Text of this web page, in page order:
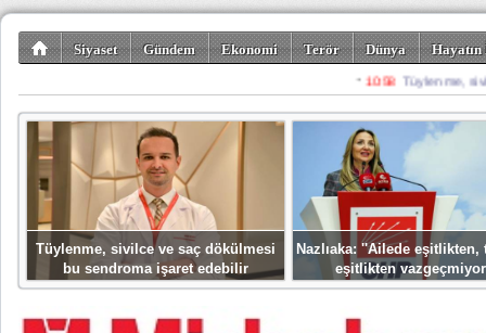
Siyaset Gündem Ekonomi Terör Dünya
Spor Misafir
Tüylenme, sivilce ve saç dökülmesi
bu sendroma işaret edebilir
Nazlıaka: ''Ailede eşitlikten,
eşitlikten